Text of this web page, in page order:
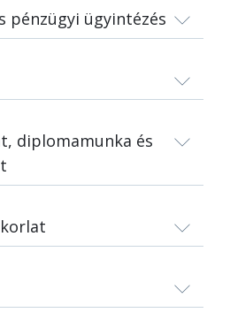
pénzügyi ügyintézés
diplomamunka és